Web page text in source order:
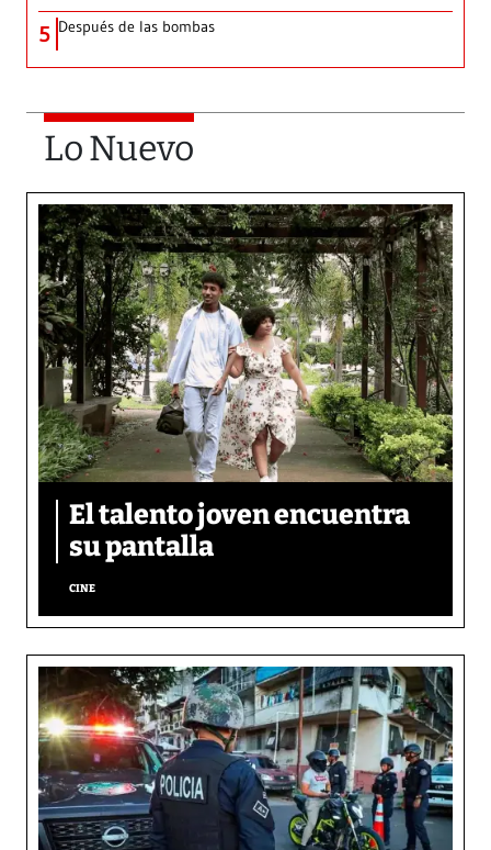
5 Después de las bombas
Lo Nuevo
El talento joven encuentra
su pantalla​
CINE